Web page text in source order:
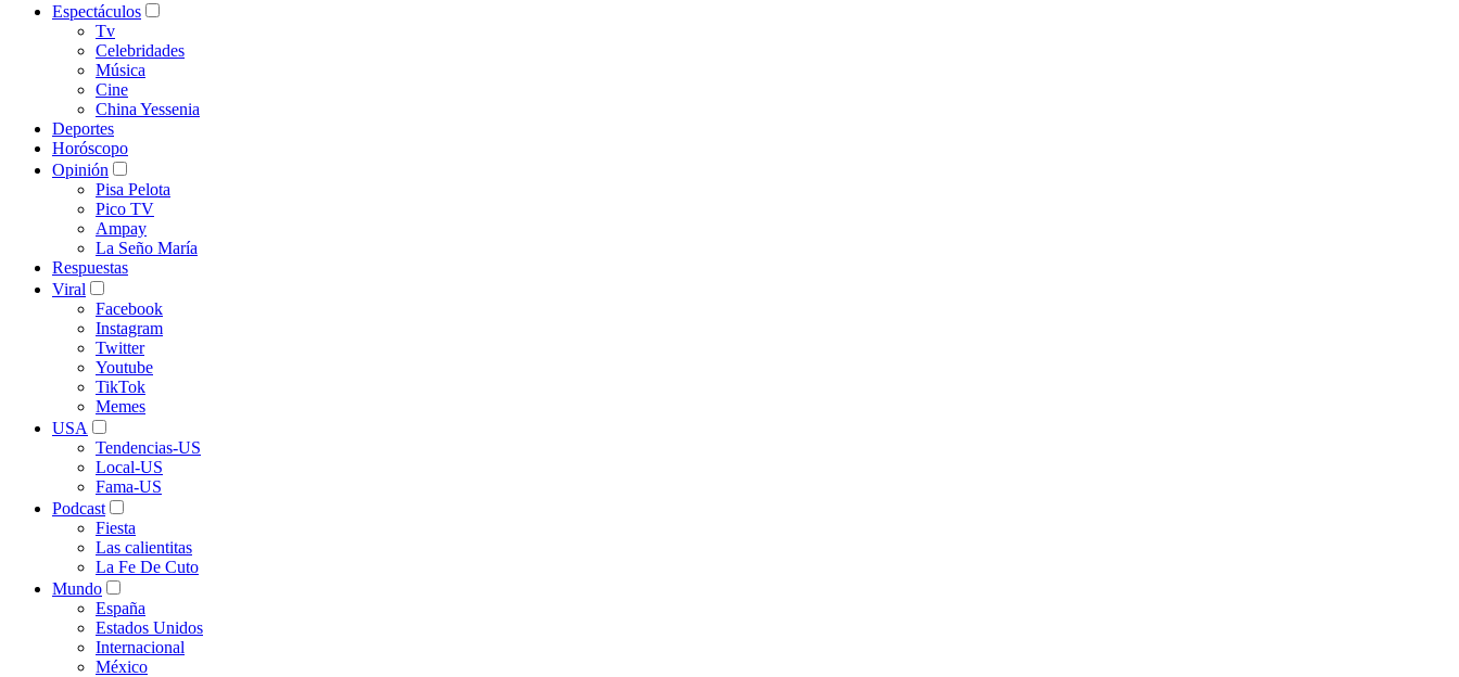
Espectáculos
Tv
Celebridades
Música
Cine
China Yessenia
Deportes
Horóscopo
Opinión
Pisa Pelota
Pico TV
Ampay
La Seño María
Respuestas
Viral
Facebook
Instagram
Twitter
Youtube
TikTok
Memes
USA
Tendencias-US
Local-US
Fama-US
Podcast
Fiesta
Las calientitas
La Fe De Cuto
Mundo
España
Estados Unidos
Internacional
México